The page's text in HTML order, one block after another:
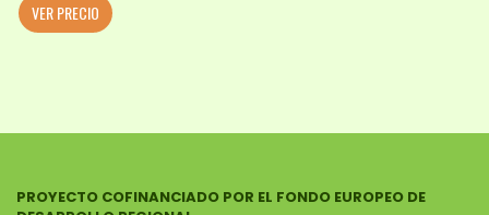
VER PRECIO
PROYECTO COFINANCIADO POR EL FONDO EUROPEO DE